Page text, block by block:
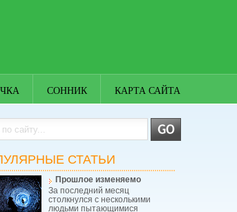
СОННИК КАРТА САЙТА
СТАТЬИ
Прошлое изменяемо
За последний месяц
столкнулся с несколькими
людьми пытающимися